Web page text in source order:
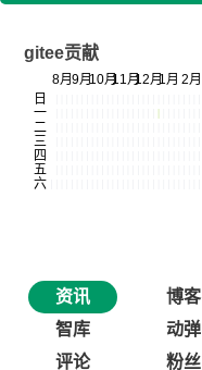
gitee贡献
资讯 博客
智库
动弹
评论
粉丝